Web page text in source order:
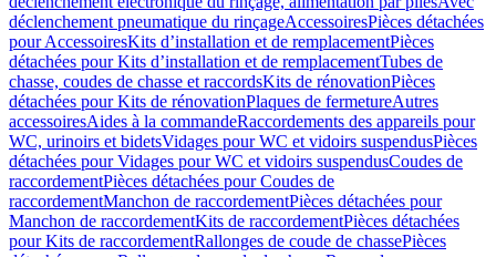
déclenchement pneumatique du rinçageAccessoiresPièces détachées
pour AccessoiresKits d’installation et de remplacementPièces
détachées pour Kits d’installation et de remplacementTubes de
chasse, coudes de chasse et raccordsKits de rénovationPièces
détachées pour Kits de rénovationPlaques de fermetureAutres
accessoiresAides à la commandeRaccordements des appareils pour
WC, urinoirs et bidetsVidages pour WC et vidoirs suspendusPièces
détachées pour Vidages pour WC et vidoirs suspendusCoudes de
raccordementPièces détachées pour Coudes de
raccordementManchon de raccordementPièces détachées pour
Manchon de raccordementKits de raccordementPièces détachées
pour Kits de raccordementRallonges de coude de chassePièces